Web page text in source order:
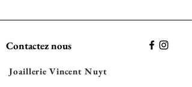
Contactez nous
Joaillerie Vincent Nuyt